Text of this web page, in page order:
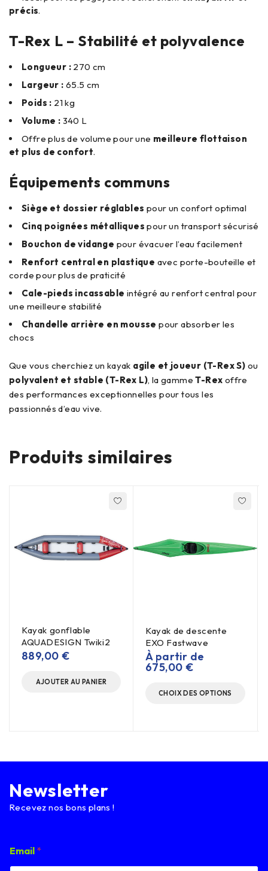
précis.
T-Rex L – Stabilité et polyvalence
Longueur : 270 cm
Largeur : 65.5 cm
Poids : 21 kg
Volume : 340 L
Offre plus de volume pour une meilleure flottaison
et plus de confort.
Équipements communs
Siège et dossier réglables pour un confort optimal
Cinq poignées métalliques pour un transport sécurisé
Bouchon de vidange pour évacuer l’eau facilement
Renfort central en plastique avec porte-bouteille et
corde pour plus de praticité
Cale-pieds incassable intégré au renfort central pour
une meilleure stabilité
Chandelle arrière en mousse pour absorber les
chocs
Que vous cherchiez un kayak agile et joueur (T-Rex S) ou
polyvalent et stable (T-Rex L), la gammeT-Rex offre
des performances exceptionnelles pour tous les
passionnés d’eau vive.
Produits similaires
Kayak gonflable
AQUADESIGN Twiki2
889,00 €
AJOUTER AU PANIER
Kayak de descente
EXO Fastwave
À partir de
675,00 €
CHOIX DES OPTIONS
Newsletter
Recevez nos bons plans !
E
m
Email *